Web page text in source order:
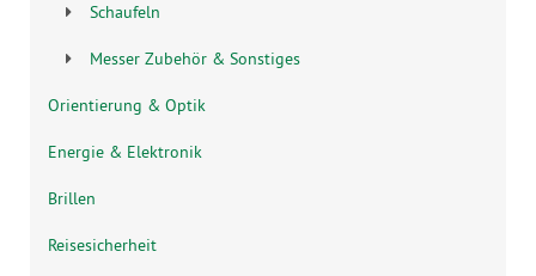
Schaufeln
Messer Zubehör & Sonstiges
Orientierung & Optik
Energie & Elektronik
Brillen
Reisesicherheit